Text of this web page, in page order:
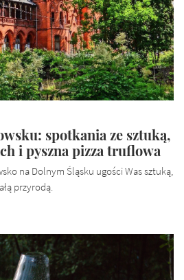
spotkania ze sztuką,
i pyszna pizza truflowa
na Dolnym Śląsku ugości Was sztuką,
przyrodą.